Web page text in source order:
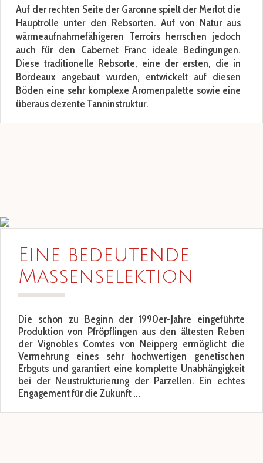
Auf der rechten Seite der Garonne spielt der Merlot die
Hauptrolle unter den Rebsorten. Auf von Natur aus
wärmeaufnahmefähigeren Terroirs herrschen jedoch
auch für den Cabernet Franc ideale Bedingungen.
Diese traditionelle Rebsorte, eine der ersten, die in
Bordeaux angebaut wurden, entwickelt auf diesen
Böden eine sehr komplexe Aromenpalette sowie eine
überaus dezente Tanninstruktur.
Eine bedeutende
Massenselektion
Die schon zu Beginn der 1990er-Jahre eingeführte
Produktion von Pfröpflingen aus den ältesten Reben
der Vignobles Comtes von Neipperg ermöglicht die
Vermehrung eines sehr hochwertigen genetischen
Erbguts und garantiert eine komplette Unabhängigkeit
bei der Neustrukturierung der Parzellen. Ein echtes
Engagement für die Zukunft ...